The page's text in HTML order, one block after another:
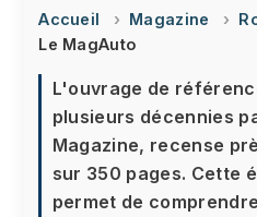
Accueil Magazine
Le MagAuto
L'ouvrage de
plusieurs décennies
Magazine, recense
sur 350 pages. Cette
permet de